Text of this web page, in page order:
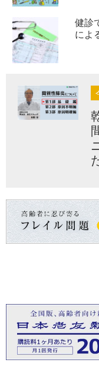
健診
によ